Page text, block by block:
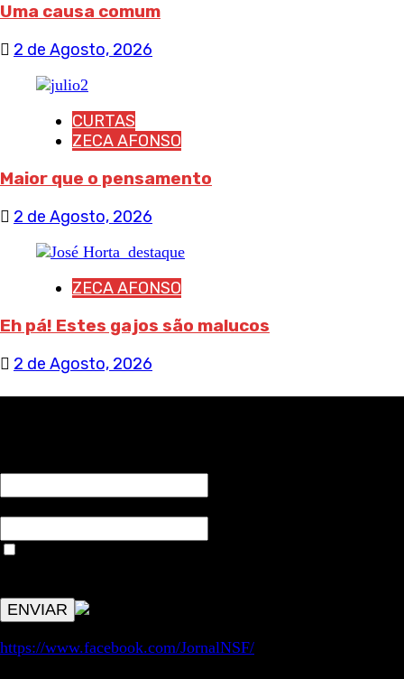
Uma causa comum
2 de Agosto, 2026
CURTAS
ZECA AFONSO
Maior que o pensamento
2 de Agosto, 2026
ZECA AFONSO
Eh pá! Estes gajos são malucos
2 de Agosto, 2026
https://www.facebook.com/JornalNSF/